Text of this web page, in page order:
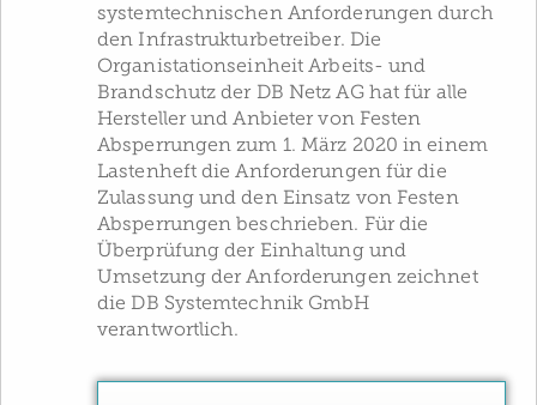
systemtechnischen Anforderungen durch
den Infrastrukturbetreiber. Die
Organistationseinheit Arbeits- und
Brandschutz der DB Netz AG hat für alle
Hersteller und Anbieter von Festen
Absperrungen zum 1. März 2020 in einem
Lastenheft die Anforderungen für die
Zulassung und den Einsatz von Festen
Absperrungen beschrieben. Für die
Überprüfung der Einhaltung und
Umsetzung der Anforderungen zeichnet
die DB Systemtechnik GmbH
verantwortlich.